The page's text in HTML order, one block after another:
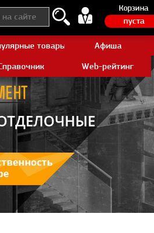
Корзина
пуста
товары AliexpressАфиша
Web-рейтинг